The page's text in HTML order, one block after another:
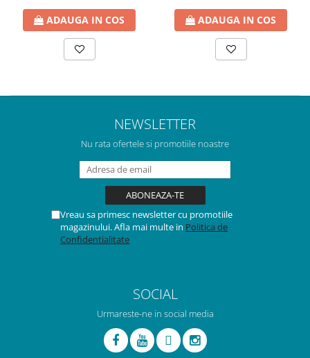
ADAUGA IN COS ADAUGA IN COS
NEWSLETTER
Nu rata ofertele si promotiile noastre
Vreau sa primesc newsletter cu promotiile
magazinului. Afla mai multe in Politica de
Confidentialitate
SOCIAL
Urmareste-ne in social media